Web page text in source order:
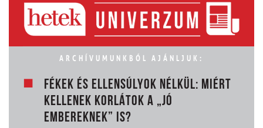
ARCHÍVUMUNKBÓL AJÁNLJUK:
FÉKEK ÉS ELLENSÚLYOK NÉLKÜL: MIÉRT
KELLENEK KORLÁTOK A „JÓ
EMBEREKNEK” IS?